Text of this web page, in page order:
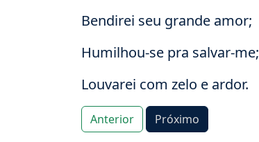
Bendirei seu grande amor;
Humilhou-se pra salvar-me;
Louvarei com zelo e ardor.
Anterior Próximo